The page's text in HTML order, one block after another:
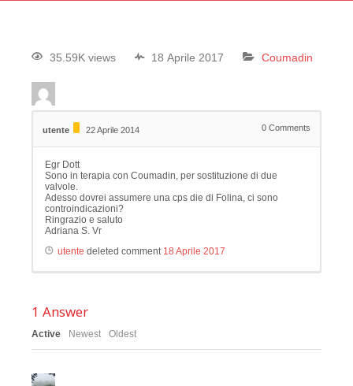
35.59K views 18 Aprile 2017 Coumadin
utente 22 Aprile 2014 0 Comments
Egr Dott
Sono in terapia con Coumadin, per sostituzione di due
valvole.
Adesso dovrei assumere una cps die di Folina, ci sono
controindicazioni?
Ringrazio e saluto
Adriana S. Vr
utente deleted comment 18 Aprile 2017
1 Answer
Active Newest Oldest